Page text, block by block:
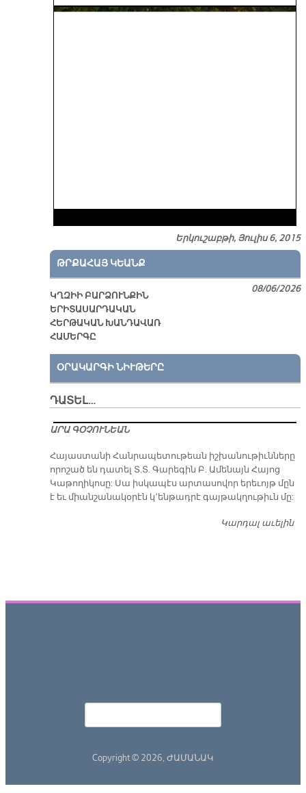
Երկուշաբթի, Յուլիս 6, 2015
ԹՐՔԱՀԱՅ ԿԵԱՆՔ
ԿՂԶԻԻ ԲԱՐՁՈՒՆՔԻՆ
ԵՐԻՏԱՍԱՐԴԱԿԱՆ
ՀԵՐԹԱԿԱՆ ԽԱՆԴԱՎԱՌ
ՀԱՄԵՐԳԸ
08/06/2026
ՕՐԱԿԱՐԳԻ ՆԻՒԹԵՐԸ
ԴԱՏԵԼ…
ԱՐԱ ԳՕՉՈՒՆԵԱՆ
​Հայաստանի Հանրապետութեան իշխանութիւնները
որոշած են դատել Տ.Տ. Գարեգին Բ. Ամենայն Հայոց
Կաթողիկոսը: Սա իսկապէս արտասովոր երեւոյթ մըն
է եւ միանշանակօրէն կ՚ենթադրէ գայթակղութիւն մը:
Կարդալ աւելին
Copyright © 2026, ԺԱՄԱՆԱԿ